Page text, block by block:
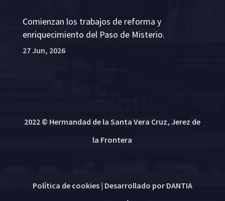
Comienzan los trabajos de reforma y
enriquecimiento del Paso de Misterio.
27 Jun, 2026
2022 © Hermandad de la Santa Vera Cruz, Jerez de
la Frontera
Política de cookies| Desarrollado por DANTIA